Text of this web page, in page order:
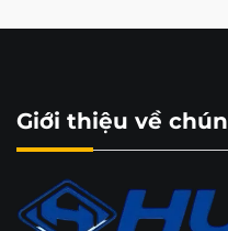
Giới thiệu về